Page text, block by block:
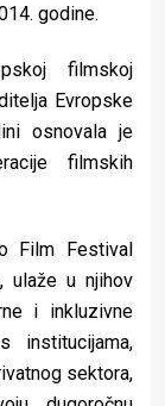
godine.
filmskoj
Evropske
osnovala je
filmskih
Film Festival
ulaže u njihov
i inkluzivne
institucijama,
sektora,